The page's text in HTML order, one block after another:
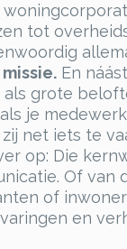
tot
missie. En náást
als grote
je
net iets te
op: Die
Of van
of
en